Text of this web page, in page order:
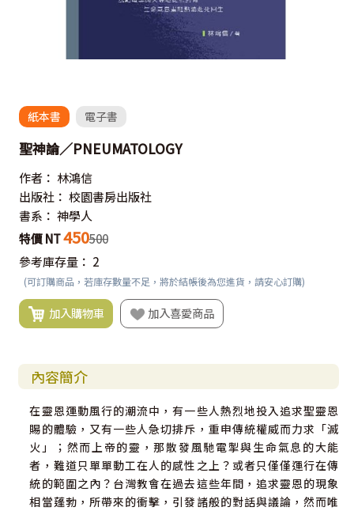
紙本書 電子書
聖神論／PNEUMATOLOGY
作者： 林鴻信
出版社： 校園書房出版社
書系： 神學人
特價 NT450500
參考庫存量： 2
(可訂購商品，若庫存數量不足，將於結帳後為您進貨，請安心訂購)
加入購物車 加入喜愛商品
內容簡介
在靈恩運動風行的潮流中，有一些人熱烈地投入追求聖靈恩
賜的體驗，又有一些人急切排斥，重申傳統權威而力求「滅
火」；然而上帝的靈，那散發風馳電掣與生命氣息的大能
者，難道只單單動工在人的感性之上？或者只僅僅運行在傳
統的範圍之內？台灣教會在過去這些年間，追求靈恩的現象
相當蓬勃，所帶來的衝擊，引發諸般的對話與議論，然而唯